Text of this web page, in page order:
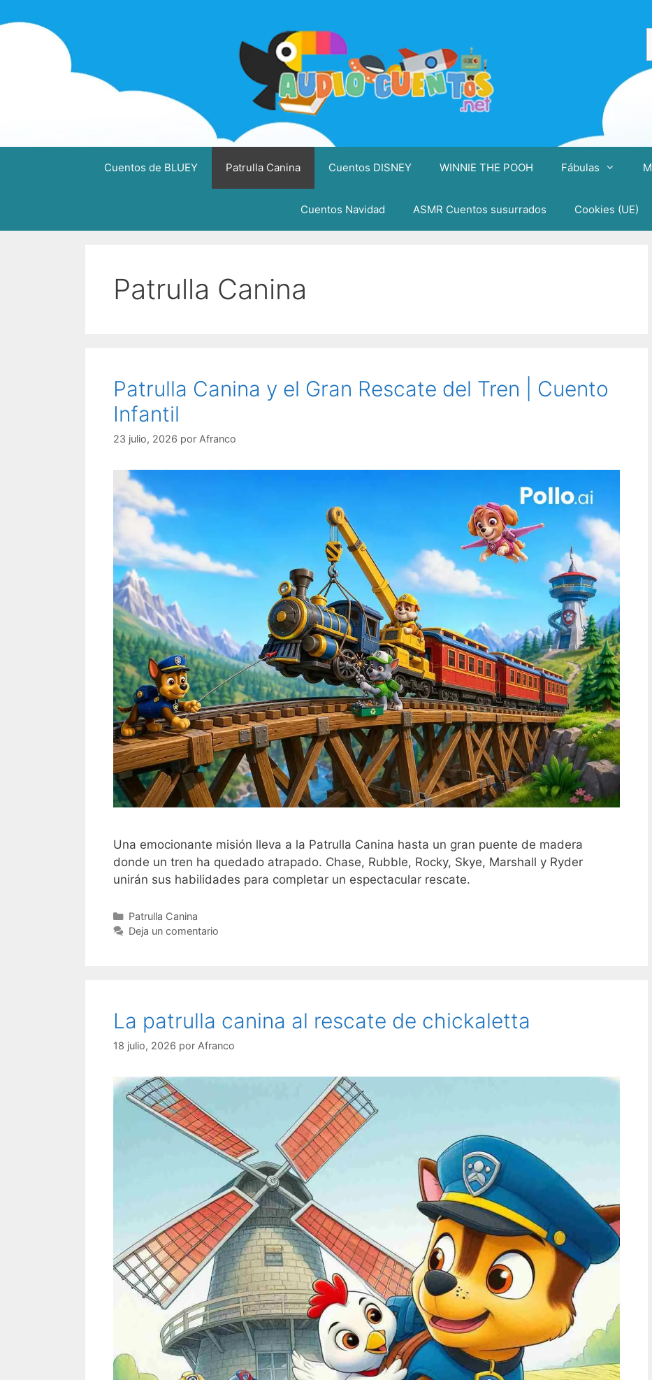
al
Cuentos de BLUEY Patrulla Canina Cuentos DISNEY WINNIE THE POOH Fábulas
Cuentos Navidad ASMR Cuentos susurrados Cookies (UE)
Patrulla Canina
Patrulla Canina y el Gran Rescate del Tren | Cuento
Infantil
23 julio, 2026 por Afranco
Una emocionante misión lleva a la Patrulla Canina hasta un gran puente de madera
donde un tren ha quedado atrapado. Chase, Rubble, Rocky, Skye, Marshall y Ryder
unirán sus habilidades para completar un espectacular rescate.
Categorías
Patrulla Canina
Deja un comentario
La patrulla canina al rescate de chickaletta
18 julio, 2026 por Afranco